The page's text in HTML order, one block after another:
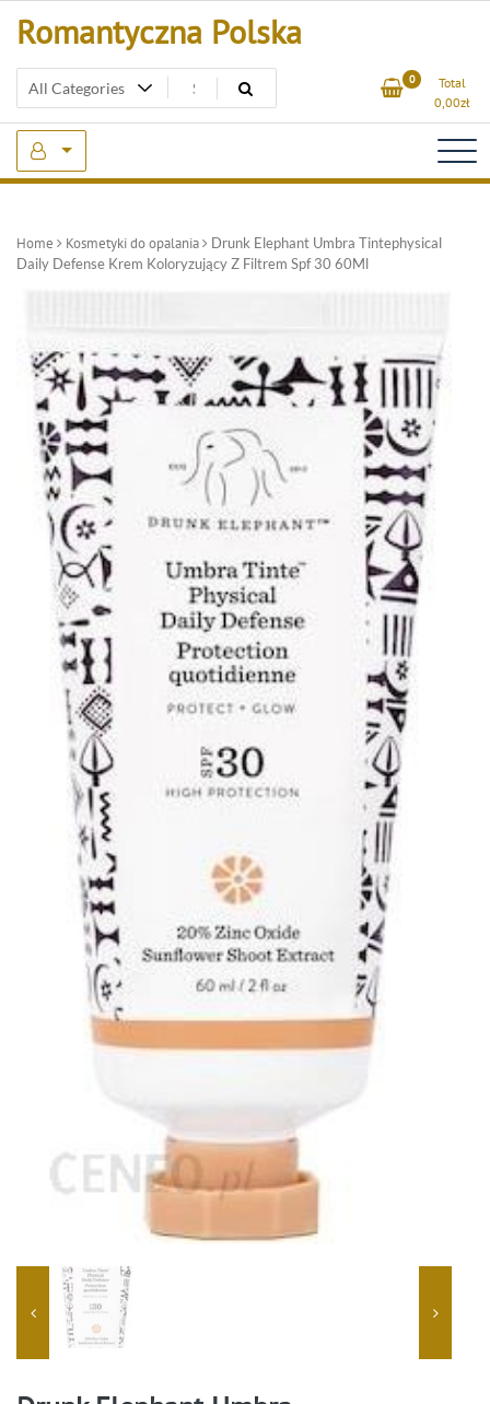
Romantyczna Polska
0
Total
0,00zł
Home Kosmetyki do opalania
Drunk Elephant Umbra Tintephysical
Daily Defense Krem Koloryzujący Z Filtrem Spf 30 60Ml